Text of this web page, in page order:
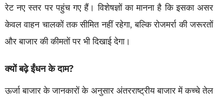
रेट नए स्तर पर पहुंच गए हैं। विशेषज्ञों का मानना है कि इसका असर
केवल वाहन चालकों तक सीमित नहीं रहेगा, बल्कि रोजमर्रा की जरूरतों
और बाजार की कीमतों पर भी दिखाई देगा।
क्यों बढ़े ईंधन के दाम?
ऊर्जा बाजार के जानकारों के अनुसार अंतरराष्ट्रीय बाजार में कच्चे तेल